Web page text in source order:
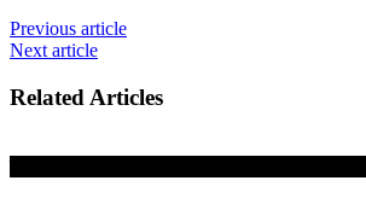
Previous article
Next article
Related Articles